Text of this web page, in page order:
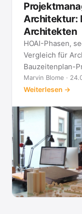
Architektur:
Architekten
HOAI-Phasen,
Vergleich für
Bauzeitenplan-
Architekten-FAQ.
Marvin Blome ·
Weiterlesen →